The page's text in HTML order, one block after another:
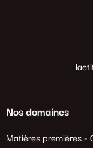
Nos domaines
Matières premières -